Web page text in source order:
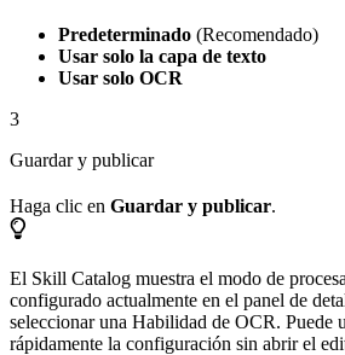
Predeterminado (Recomendado)
Usar solo la capa de texto
Usar solo OCR
3
Guardar y publicar
Haga clic en Guardar y publicar.
El Skill Catalog muestra el modo de
configurado actualmente en el panel de
seleccionar una Habilidad de OCR. Puede
rápidamente la configuración sin abrir el